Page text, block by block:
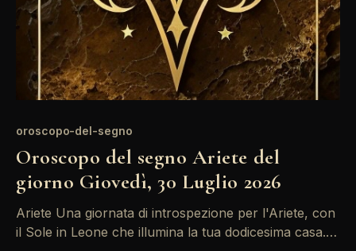
oroscopo-del-segno
Oroscopo del segno Ariete del
giorno Giovedì, 30 Luglio 2026
Ariete Una giornata di introspezione per l'Ariete, con
il Sole in Leone che illumina la tua dodicesima casa.